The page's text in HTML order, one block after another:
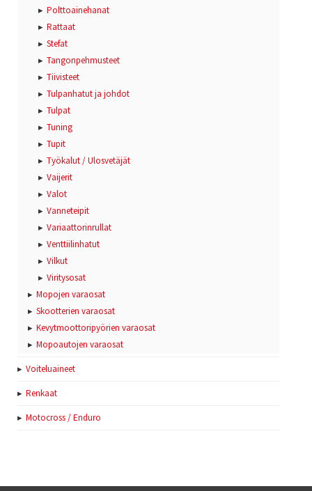
Polttoainehanat
Rattaat
Stefat
Tangonpehmusteet
Tiivisteet
Tulpanhatut ja johdot
Tulpat
Tuning
Tupit
Työkalut / Ulosvetäjät
Vaijerit
Valot
Vanneteipit
Variaattorinrullat
Venttiilinhatut
Vilkut
Viritysosat
Mopojen varaosat
Skootterien varaosat
Kevytmoottoripyörien varaosat
Mopoautojen varaosat
Voiteluaineet
Renkaat
Motocross / Enduro